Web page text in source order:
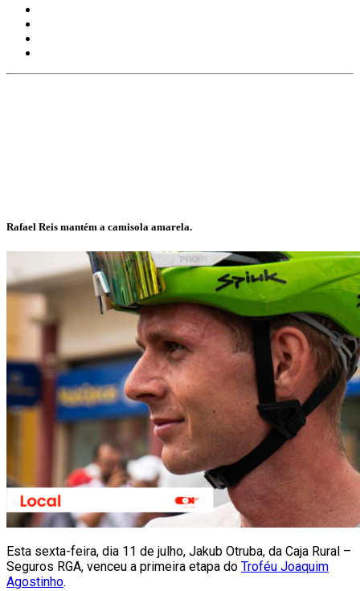
Rafael Reis mantém a camisola amarela.
Esta sexta-feira, dia 11 de julho, Jakub Otruba, da Caja Rural –
Seguros RGA, venceu a primeira etapa do Troféu Joaquim
Agostinho.